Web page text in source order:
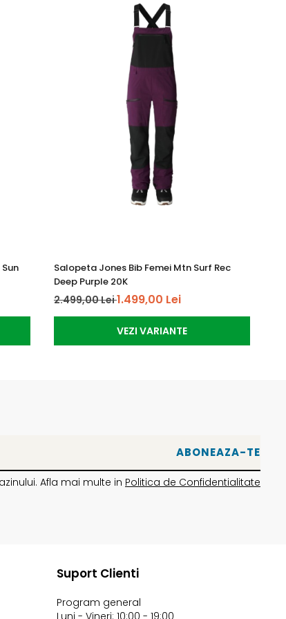
Salopeta Jones Bib Femei Mtn Surf Rec
Deep Purple 20K
2.499,00 Lei1.499,00 Lei
VEZI VARIANTE
Afla mai multe in Politica de Confidentialitate
Suport Clienti
Program general
Luni - Vineri: 10:00 - 19:00